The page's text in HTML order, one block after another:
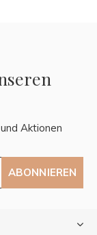
Aktionen
ABONNIEREN